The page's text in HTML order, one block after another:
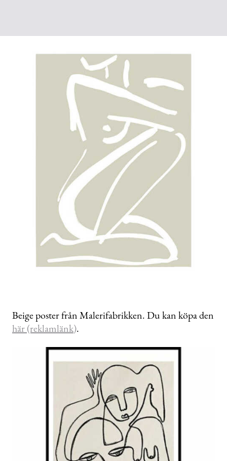
Beige poster från Malerifabrikken. Du kan köpa den
här (reklamlänk).